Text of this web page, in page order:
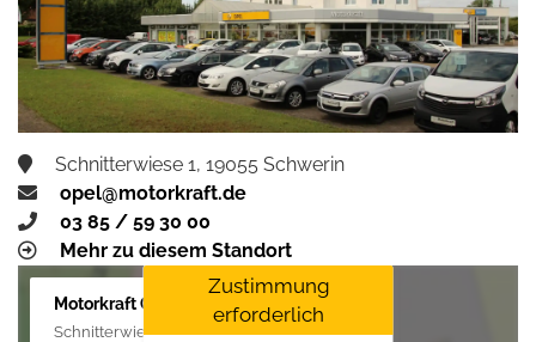
Schnitterwiese 1, 19055 Schwerin
opel@motorkraft.de
03 85 / 59 30 00
Mehr zu diesem Standort
Motorkraft GmbH
Schnitterwiese 1, 19055 Schwerin
Zustimmung
erforderlich